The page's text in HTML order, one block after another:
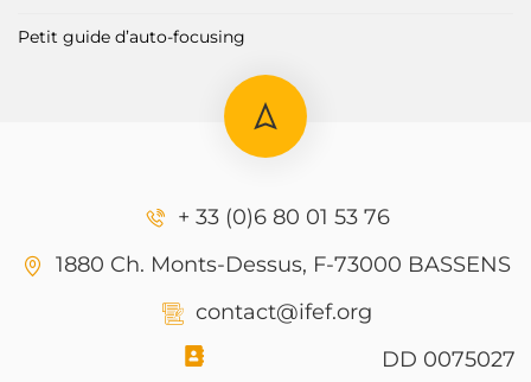
Petit guide d’auto-focusing
+ 33 (0)6 80 01 53 76
1880 Ch. Monts-Dessus, F-73000 BASSENS
contact@ifef.org
DD 0075027